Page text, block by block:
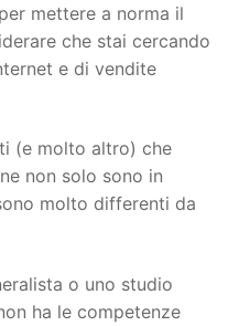
mettere a norma il
che stai cercando
e di vendite
(e molto altro) che
non solo sono in
molto differenti da
o uno studio
ha le competenze